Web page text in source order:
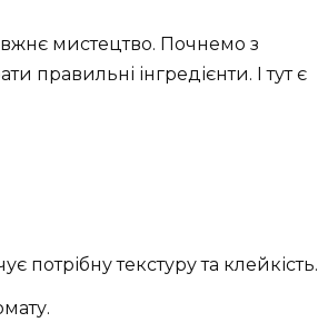
мистецтво. Почнемо з
правильні інгредієнти. І тут є
потрібну текстуру та клейкість.